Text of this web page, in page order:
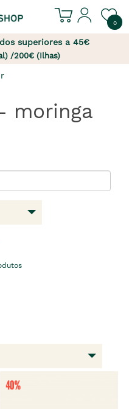
0
superiores a 45€
/200€ (Ilhas)
moringa